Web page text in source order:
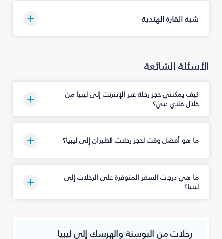
شبه القارة الهندية
الأسئلة الشائعة
كيف يمكنني حجز رحلة عبر الإنترنت إلى ليبيا من
خلال فلاي دبي؟
ما هو أفضل وقت لحجز رحلات الطيران إلى ليبيا؟
ما هي درجات السفر المتوفرة على الرحلات إلى
ليبيا؟
رحلات من البوسنة والهرسك إلى ليبيا